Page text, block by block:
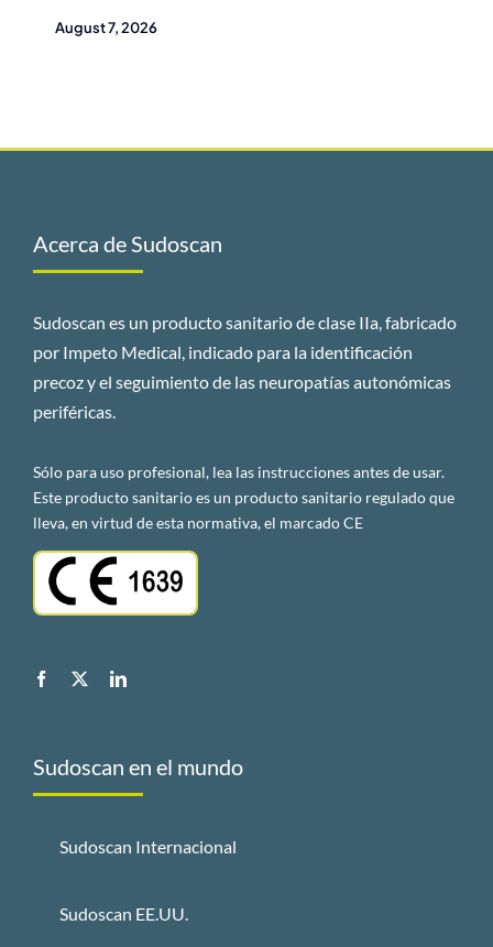
August 7, 2026
Acerca de Sudoscan
Sudoscan es un producto sanitario de clase IIa, fabricado
por Impeto Medical, indicado para la identificación
precoz y el seguimiento de las neuropatías autonómicas
periféricas.
Sólo para uso profesional, lea las instrucciones antes de usar.
Este producto sanitario es un producto sanitario regulado que
lleva, en virtud de esta normativa, el marcado CE
Sudoscan en el mundo
Sudoscan Internacional
Sudoscan EE.UU.